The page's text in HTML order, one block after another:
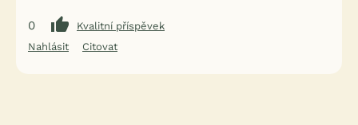
0
Kvalitní příspěvek
Nahlásit
Citovat